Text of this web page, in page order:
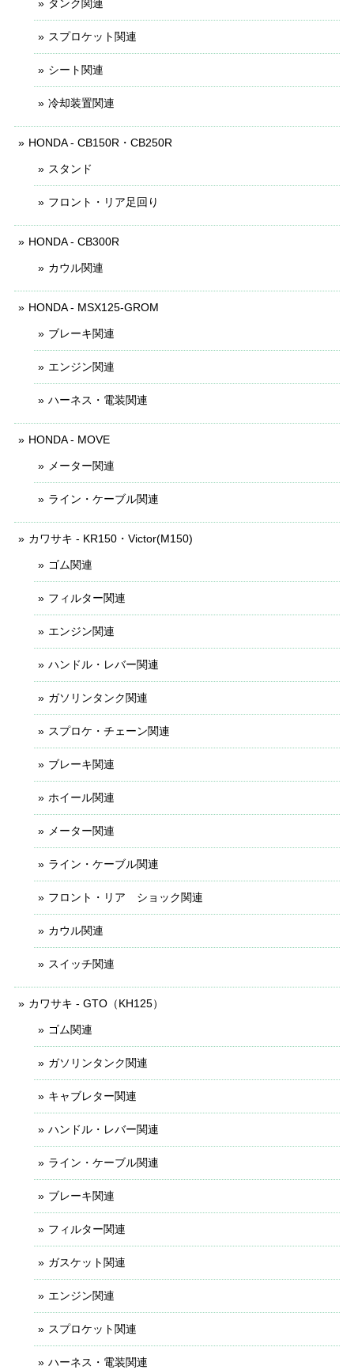
タンク関連
スプロケット関連
シート関連
冷却装置関連
HONDA - CB150R・CB250R
スタンド
フロント・リア足回り
HONDA - CB300R
カウル関連
HONDA - MSX125-GROM
ブレーキ関連
エンジン関連
ハーネス・電装関連
HONDA - MOVE
メーター関連
ライン・ケーブル関連
カワサキ - KR150・Victor(M150)
ゴム関連
フィルター関連
エンジン関連
ハンドル・レバー関連
ガソリンタンク関連
スプロケ・チェーン関連
ブレーキ関連
ホイール関連
メーター関連
ライン・ケーブル関連
フロント・リア ショック関連
カウル関連
スイッチ関連
カワサキ - GTO（KH125）
ゴム関連
ガソリンタンク関連
キャブレター関連
ハンドル・レバー関連
ライン・ケーブル関連
ブレーキ関連
フィルター関連
ガスケット関連
エンジン関連
スプロケット関連
ハーネス・電装関連